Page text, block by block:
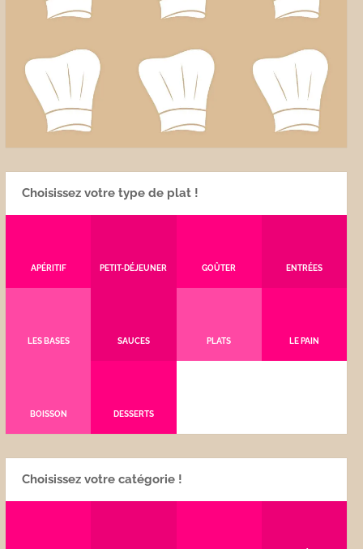
Choisissez votre type de plat !
APÉRITIF PETIT-DÉJEUNER GOÛTER ENTRÉES
LES BASES SAUCES PLATS LE PAIN
BOISSON DESSERTS
Choisissez votre catégorie !